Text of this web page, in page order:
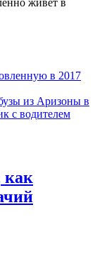
живет в
в 2017
из Аризоны в
с водителем
как